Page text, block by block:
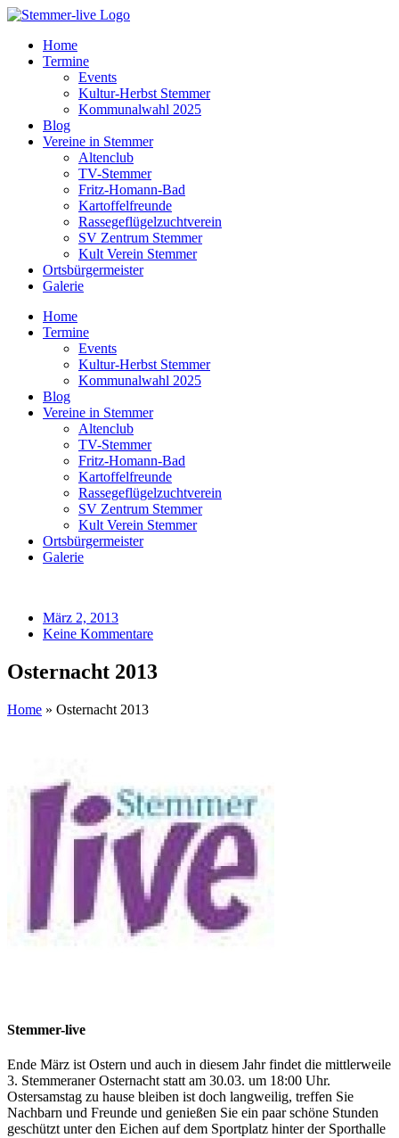
Home
Termine
Events
Kultur-Herbst Stemmer
Kommunalwahl 2025
Blog
Vereine in Stemmer
Altenclub
TV-Stemmer
Fritz-Homann-Bad
Kartoffelfreunde
Rassegeflügelzuchtverein
SV Zentrum Stemmer
Kult Verein Stemmer
Ortsbürgermeister
Galerie
Home
Termine
Events
Kultur-Herbst Stemmer
Kommunalwahl 2025
Blog
Vereine in Stemmer
Altenclub
TV-Stemmer
Fritz-Homann-Bad
Kartoffelfreunde
Rassegeflügelzuchtverein
SV Zentrum Stemmer
Kult Verein Stemmer
Ortsbürgermeister
Galerie
März 2, 2013
Keine Kommentare
Osternacht 2013
Home » Osternacht 2013
Stemmer-live
Ende März ist Ostern und auch in diesem Jahr findet die mittlerweile
3. Stemmeraner Osternacht statt am 30.03. um 18:00 Uhr.
Ostersamstag zu hause bleiben ist doch langweilig, treffen Sie
Nachbarn und Freunde und genießen Sie ein paar schöne Stunden
geschützt unter den Eichen auf dem Sportplatz hinter der Sporthalle